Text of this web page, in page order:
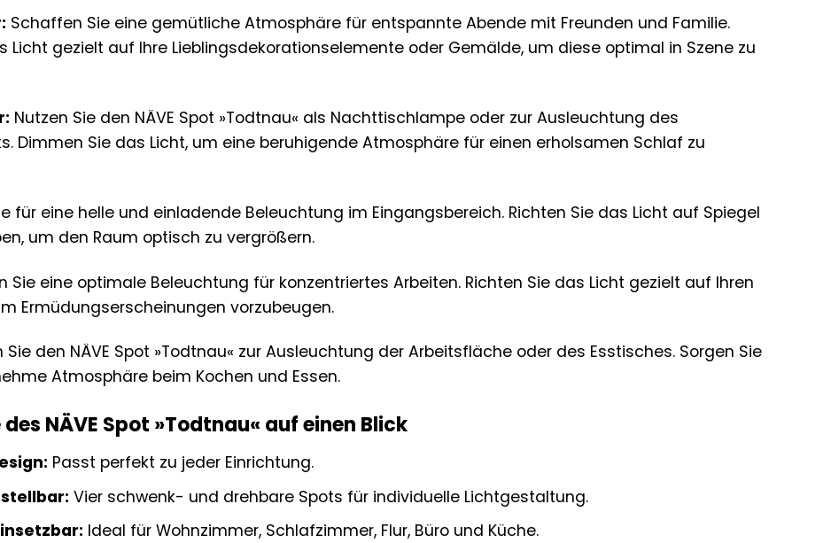
Schaffen Sie eine gemütliche Atmosphäre für entspannte Abende mit Freunden und Familie.
Licht gezielt auf Ihre Lieblingsdekorationselemente oder Gemälde, um diese optimal in Szene zu
Nutzen Sie den NÄVE Spot »Todtnau« als Nachttischlampe oder zur Ausleuchtung des
Dimmen Sie das Licht, um eine beruhigende Atmosphäre für einen erholsamen Schlaf zu
für eine helle und einladende Beleuchtung im Eingangsbereich. Richten Sie das Licht auf Spiegel
um den Raum optisch zu vergrößern.
Sie eine optimale Beleuchtung für konzentriertes Arbeiten. Richten Sie das Licht gezielt auf Ihren
Ermüdungserscheinungen vorzubeugen.
Sie den NÄVE Spot »Todtnau« zur Ausleuchtung der Arbeitsfläche oder des Esstisches. Sorgen Sie
Atmosphäre beim Kochen und Essen.
NÄVE Spot »Todtnau« auf einen Blick
Passt perfekt zu jeder Einrichtung.
Vier schwenk- und drehbare Spots für individuelle Lichtgestaltung.
Ideal für Wohnzimmer, Schlafzimmer, Flur, Büro und Küche.